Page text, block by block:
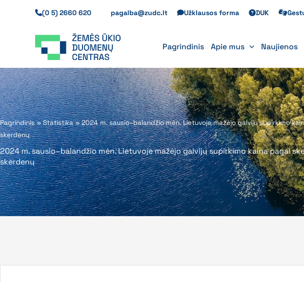
(0 5) 2660 620 pagalba@zudc.lt Užklausos forma DUK
Pagrindinis Apie mus Naujienos
Pagrindinis»Statistika»2024 m. sausio–balandžio mėn. Lietuvoje mažėjo galvijų supirkimo
skerdenų
2024 m. sausio–balandžio mėn. Lietuvoje mažėjo galvijų supirkimo kaina pagal
skerdenų